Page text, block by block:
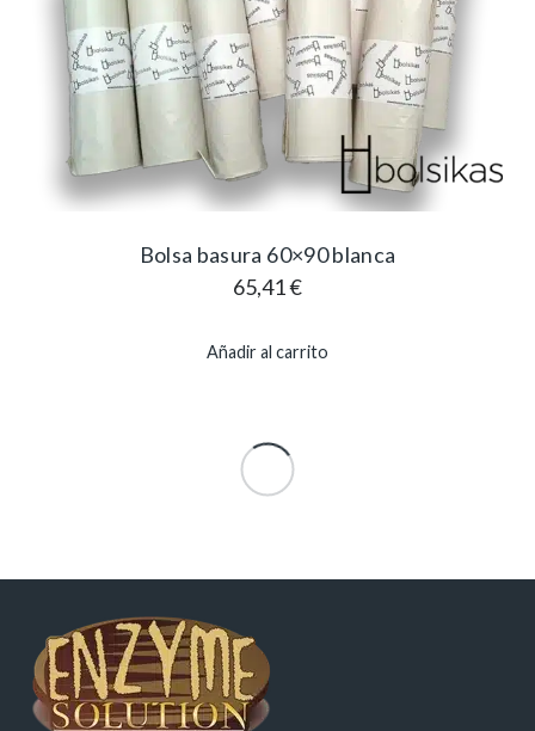
Bolsa basura 60×90 blanca
65,41€
Añadir al carrito